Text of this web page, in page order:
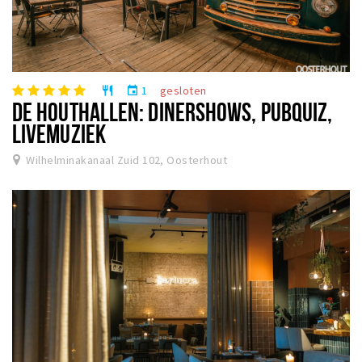
restaurant event 1 gesloten
DE HOUTHALLEN: DINERSHOWS, PUBQUIZ,
LIVEMUZIEK
Wilhelminakanaal Zuid 102, Oosterhout